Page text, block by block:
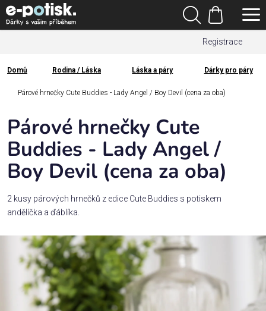
Přejít
na
obsah
Registrace
Hledat
Nákupní
košík
Kategorie
Dárek
pro
Rodina
Láska
Povolání,
zájmy a
sport
Příležitosti
Domů
Domů Rodina / Láska Láska a páry Dárky pro páry
Párové hrnečky Cute Buddies - Lady Angel / Boy Devil (cena za oba)
Párové hrnečky Cute
Buddies - Lady Angel /
Boy Devil (cena za oba)
2 kusy párových hrnečků z edice Cute Buddies s potiskem
andělíčka a ďáblíka.